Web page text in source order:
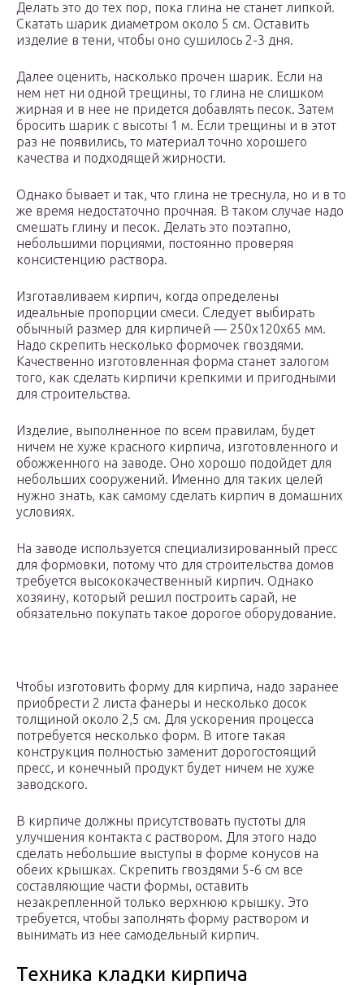
Делать это до тех пор, пока глина не станет липкой.
Скатать шарик диаметром около 5 см. Оставить
изделие в тени, чтобы оно сушилось 2-3 дня.
Далее оценить, насколько прочен шарик. Если на
нем нет ни одной трещины, то глина не слишком
жирная и в нее не придется добавлять песок. Затем
бросить шарик с высоты 1 м. Если трещины и в этот
раз не появились, то материал точно хорошего
качества и подходящей жирности.
Однако бывает и так, что глина не треснула, но и в то
же время недостаточно прочная. В таком случае надо
смешать глину и песок. Делать это поэтапно,
небольшими порциями, постоянно проверяя
консистенцию раствора.
Изготавливаем кирпич, когда определены
идеальные пропорции смеси. Следует выбирать
обычный размер для кирпичей — 250х120х65 мм.
Надо скрепить несколько формочек гвоздями.
Качественно изготовленная форма станет залогом
того, как сделать кирпичи крепкими и пригодными
для строительства.
Изделие, выполненное по всем правилам, будет
ничем не хуже красного кирпича, изготовленного и
обожженного на заводе. Оно хорошо подойдет для
небольших сооружений. Именно для таких целей
нужно знать, как самому сделать кирпич в домашних
условиях.
На заводе используется специализированный пресс
для формовки, потому что для строительства домов
требуется высококачественный кирпич. Однако
хозяину, который решил построить сарай, не
обязательно покупать такое дорогое оборудование.
Чтобы изготовить форму для кирпича, надо заранее
приобрести 2 листа фанеры и несколько досок
толщиной около 2,5 см. Для ускорения процесса
потребуется несколько форм. В итоге такая
конструкция полностью заменит дорогостоящий
пресс, и конечный продукт будет ничем не хуже
заводского.
В кирпиче должны присутствовать пустоты для
улучшения контакта с раствором. Для этого надо
сделать небольшие выступы в форме конусов на
обеих крышках. Скрепить гвоздями 5-6 см все
составляющие части формы, оставить
незакрепленной только верхнюю крышку. Это
требуется, чтобы заполнять форму раствором и
вынимать из нее самодельный кирпич.
Техника кладки кирпича